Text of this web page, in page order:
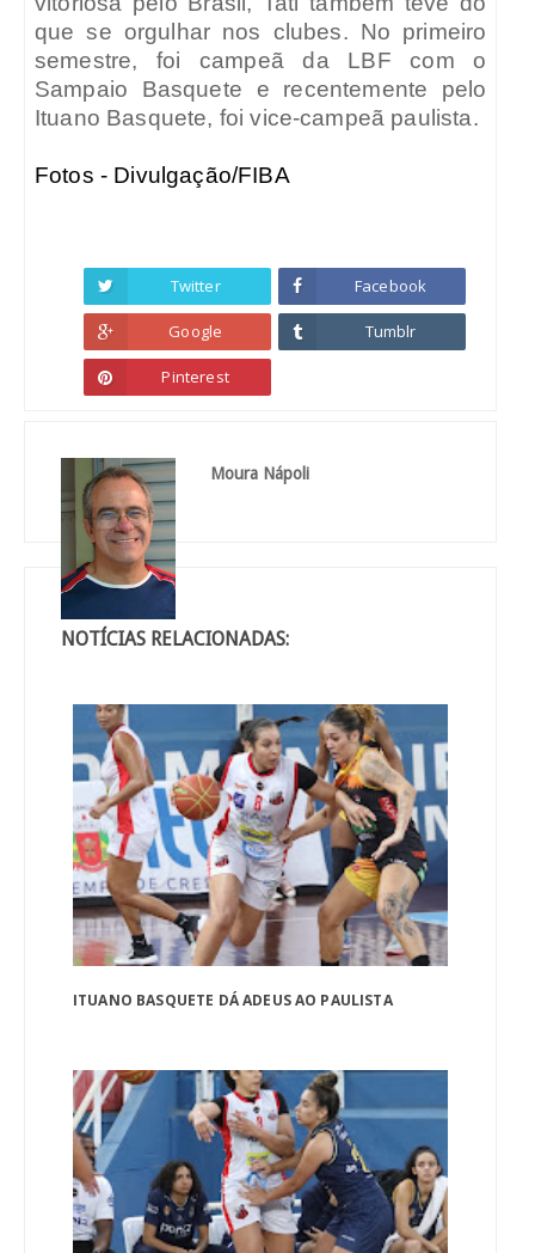
que se orgulhar nos clubes. No primeiro
semestre, foi campeã da LBF com o
Sampaio Basquete e recentemente pelo
Ituano Basquete, foi vice-campeã paulista.
Fotos - Divulgação/FIBA
Twitter Facebook
Google Tumblr
Pinterest
Moura Nápoli
NOTÍCIAS RELACIONADAS:
ITUANO BASQUETE DÁ ADEUS AO PAULISTA